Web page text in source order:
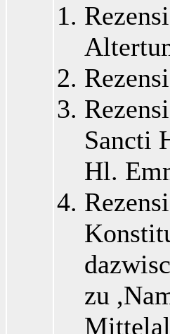
Sancti
Hl.
zu